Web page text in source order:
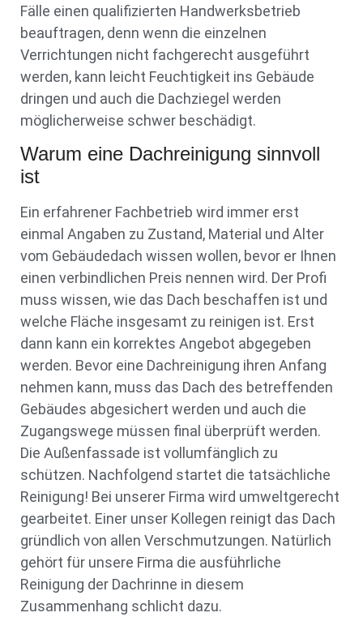
Fälle einen qualifizierten Handwerksbetrieb
beauftragen, denn wenn die einzelnen
Verrichtungen nicht fachgerecht ausgeführt
werden, kann leicht Feuchtigkeit ins Gebäude
dringen und auch die Dachziegel werden
möglicherweise schwer beschädigt.
Warum eine Dachreinigung sinnvoll
ist
Ein erfahrener Fachbetrieb wird immer erst
einmal Angaben zu Zustand, Material und Alter
vom Gebäudedach wissen wollen, bevor er Ihnen
einen verbindlichen Preis nennen wird. Der Profi
muss wissen, wie das Dach beschaffen ist und
welche Fläche insgesamt zu reinigen ist. Erst
dann kann ein korrektes Angebot abgegeben
werden. Bevor eine Dachreinigung ihren Anfang
nehmen kann, muss das Dach des betreffenden
Gebäudes abgesichert werden und auch die
Zugangswege müssen final überprüft werden.
Die Außenfassade ist vollumfänglich zu
schützen. Nachfolgend startet die tatsächliche
Reinigung! Bei unserer Firma wird umweltgerecht
gearbeitet. Einer unser Kollegen reinigt das Dach
gründlich von allen Verschmutzungen. Natürlich
gehört für unsere Firma die ausführliche
Reinigung der Dachrinne in diesem
Zusammenhang schlicht dazu.